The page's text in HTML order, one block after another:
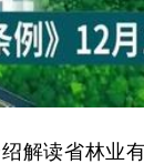
解读省林业